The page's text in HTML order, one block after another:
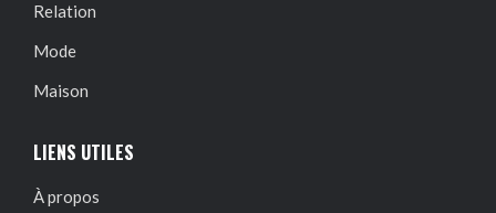
Relation
Mode
Maison
LIENS UTILES
À propos